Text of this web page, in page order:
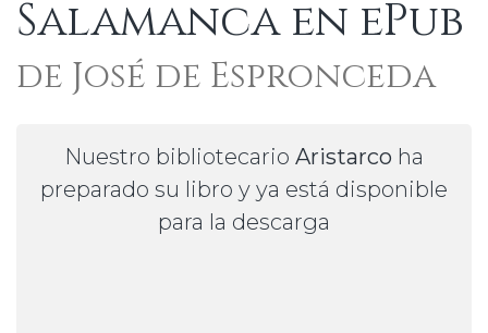
Salamanca en ePub
de José de Espronceda
Nuestro bibliotecario Aristarco ha
preparado su libro y ya está disponible
para la descarga